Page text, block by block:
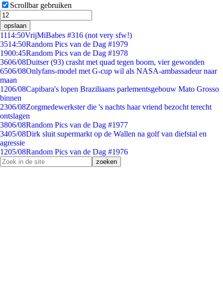
Scrollbar gebruiken
opslaan
1114:50VrijMiBabes #316 (not very sfw!)
3514:50Random Pics van de Dag #1979
1900:45Random Pics van de Dag #1978
3606/08Duitser (93) crasht met quad tegen boom, vier gewonden
6506/08Onlyfans-model met G-cup wil als NASA-ambassadeur naar
maan
1206/08Capibara's lopen Braziliaans parlementsgebouw Mato Grosso
binnen
2306/08Zorgmedewerkster die 's nachts haar vriend bezocht terecht
ontslagen
3806/08Random Pics van de Dag #1977
3405/08Dirk sluit supermarkt op de Wallen na golf van diefstal en
agressie
1205/08Random Pics van de Dag #1976